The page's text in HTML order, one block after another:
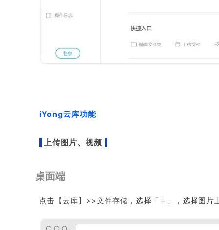
iYong云库功能
上传图片、视频
桌面端
点击【 云库】>>文件存储，选择「＋」，选择图片